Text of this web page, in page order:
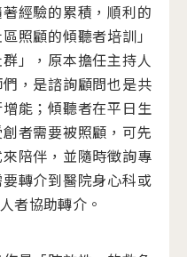
經驗的累積，順利的
照顧的傾聽者培訓」
」，原本擔任主持人
，是諮詢顧問也是共
能；傾聽者在平日生
者需要被照顧，可先
陪伴，並隨時徵詢專
轉介到醫院身心科或
者協助轉介。